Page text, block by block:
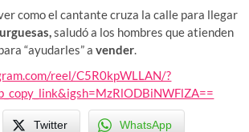
como el cantante cruza la calle para llegar
saludó a los hombres que atienden
“ayudarles” avender.
reel/C5R0kpWLLAN/?
Twitter WhatsApp